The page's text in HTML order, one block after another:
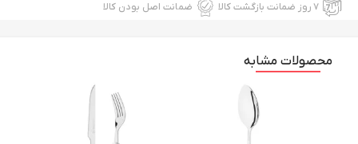
۷ روز ضمانت بازگشت کالا ضمانت اصل بودن کالا
محصولات مشابه